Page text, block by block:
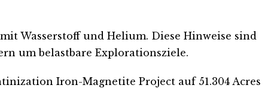
Wasserstoff und Helium. Diese Hinweise sind
um belastbare Explorationsziele.
Iron-Magnetite Project auf 51.304 Acres